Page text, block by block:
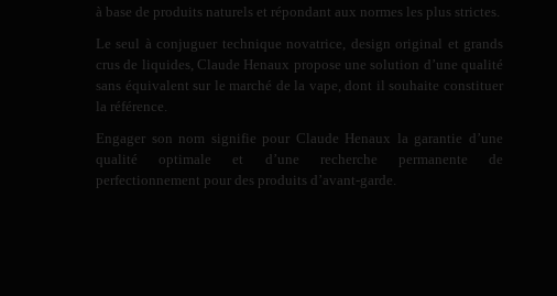
à base de produits naturels et répondant aux normes les plus strictes.
Le seul à conjuguer technique novatrice, design original et grands
crus de liquides, Claude Henaux propose une solution d’une qualité
sans équivalent sur le marché de la vape, dont il souhaite constituer
la référence.
Engager son nom signifie pour Claude Henaux la garantie d’une
qualité optimale et d’une recherche permanente de
perfectionnement pour des produits d’avant-garde.